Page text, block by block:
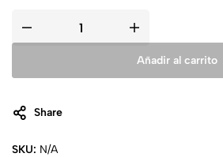
Añadir al carrito
Share
SKU: N/A